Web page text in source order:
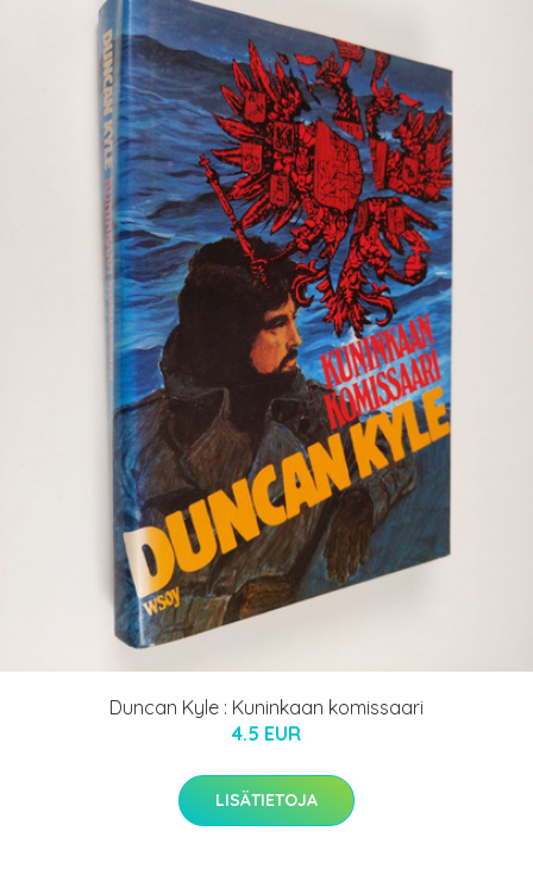
Duncan Kyle : Kuninkaan komissaari
4.5 EUR
LISÄTIETOJA